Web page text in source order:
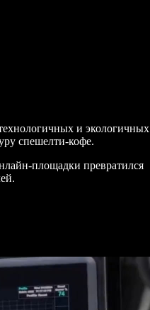
и экологичных
спешелти-кофе.
площадки превратился